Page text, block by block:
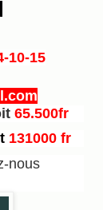
10-15
65.500fr
131000 fr
nous